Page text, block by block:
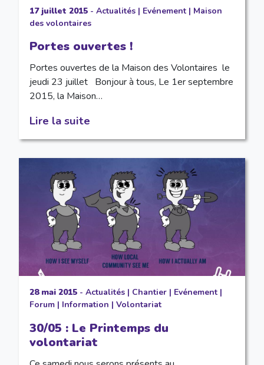
17 juillet 2015- Actualités| Evénement| Maison
des volontaires
Portes ouvertes !
Portes ouvertes de la Maison des Volontaires le
jeudi 23 juillet Bonjour à tous, Le 1er septembre
2015, la Maison…
Lire la suite
28 mai 2015- Actualités| Chantier| Evénement|
Forum| Information | Volontariat
30/05 : Le Printemps du
volontariat